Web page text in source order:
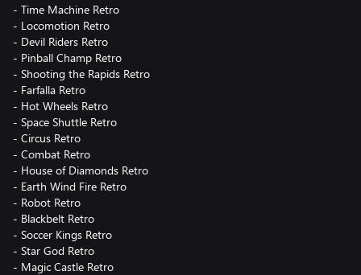
- Time Machine Retro
- Locomotion Retro
- Devil Riders Retro
- Pinball Champ Retro
- Shooting the Rapids Retro
- Farfalla Retro
- Hot Wheels Retro
- Space Shuttle Retro
- Circus Retro
- Combat Retro
- House of Diamonds Retro
- Earth Wind Fire Retro
- Robot Retro
- Blackbelt Retro
- Soccer Kings Retro
- Star God Retro
- Magic Castle Retro